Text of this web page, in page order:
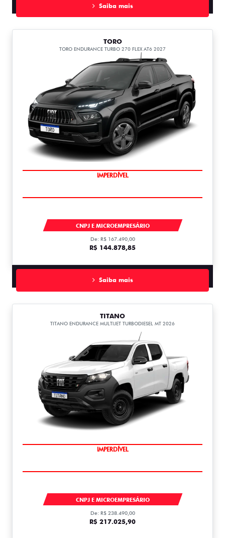
Saiba mais
TORO
TORO ENDURANCE TURBO 270 FLEX AT6 2027
IMPERDÍVEL
CNPJ E MICROEMPRESÁRIO
De: R$ 167.490,00
R$ 144.878,85
Saiba mais
TITANO
TITANO ENDURANCE MULTIJET TURBODIESEL MT 2026
IMPERDÍVEL
CNPJ E MICROEMPRESÁRIO
De: R$ 238.490,00
R$ 217.025,90